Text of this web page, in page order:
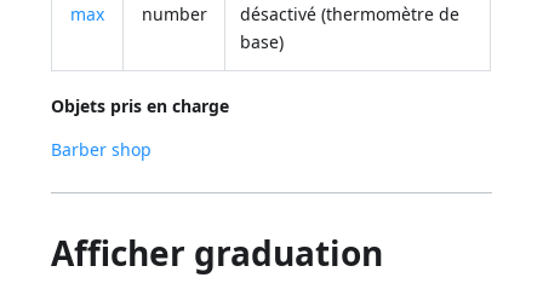
max number
désactivé (thermomètre de
base)
Objets pris en charge
Barber shop
Afficher graduation